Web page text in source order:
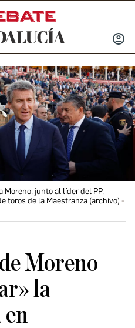
INICIAR
junto al líder del PP,
toros de la Maestranza (archivo)
Moreno
la